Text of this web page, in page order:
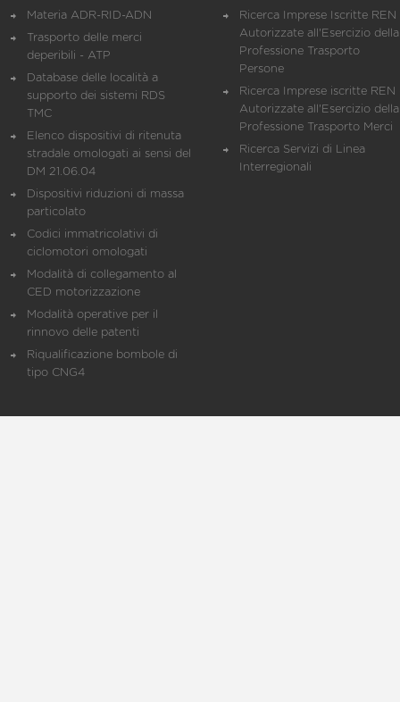
Materia ADR-RID-ADN
Trasporto delle merci
deperibili - ATP
Database delle località a
supporto dei sistemi RDS
TMC
Elenco dispositivi di ritenuta
stradale omologati ai sensi del
DM 21.06.04
Dispositivi riduzioni di massa
particolato
Codici immatricolativi di
ciclomotori omologati
Modalità di collegamento al
CED motorizzazione
Modalità operative per il
rinnovo delle patenti
Riqualificazione bombole di
tipo CNG4
Ricerca Imprese Iscritte REN
Autorizzate all'Esercizio della
Professione Trasporto
Persone
Ricerca Imprese iscritte REN
Autorizzate all'Esercizio della
Professione Trasporto Merci
Ricerca Servizi di Linea
Interregionali